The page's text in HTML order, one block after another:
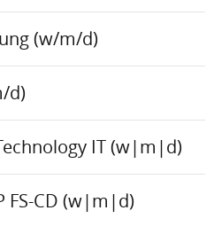
(w/m/d)
d)
IT (w|m|d)
FS-CD (w|m|d)